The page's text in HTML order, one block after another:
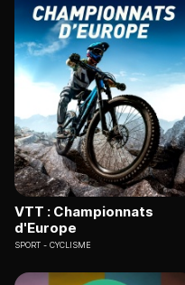
VTT : Championnats
d'Europe
SPORT CYCLISME